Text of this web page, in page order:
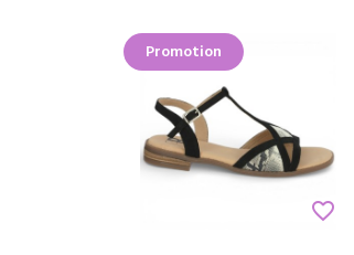
Promotion
favorite_border